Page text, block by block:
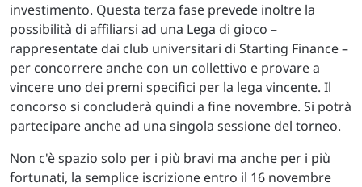
investimento. Questa terza fase prevede inoltre la
possibilità di affiliarsi ad una Lega di gioco –
rappresentate dai club universitari di Starting Finance –
per concorrere anche con un collettivo e provare a
vincere uno dei premi specifici per la lega vincente. Il
concorso si concluderà quindi a fine novembre. Si potrà
partecipare anche ad una singola sessione del torneo.
Non c'è spazio solo per i più bravi ma anche per i più
fortunati, la semplice iscrizione entro il 16 novembre